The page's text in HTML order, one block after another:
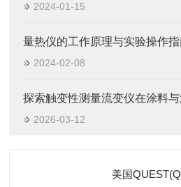
2024-01-15
量热仪的工作原理与实验操作
2024-02-08
探索触变性测量流变仪在涂料
2026-03-12
美国